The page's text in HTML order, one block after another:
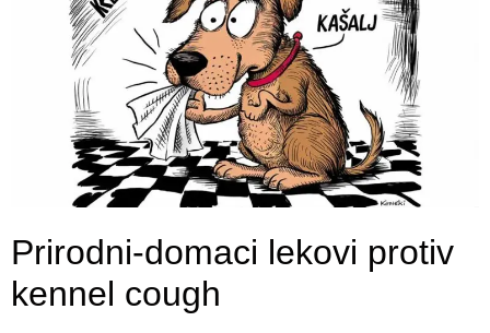
Prirodni-domaci lekovi protiv
kennel cough